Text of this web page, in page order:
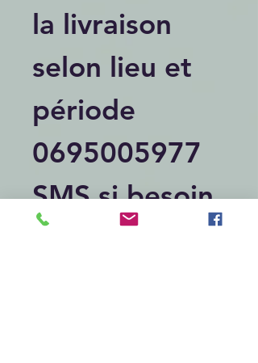
la livraison
selon lieu et
période
0695005977
SMS si besoin
de + de